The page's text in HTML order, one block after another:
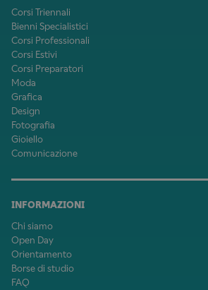
Corsi Triennali
Bienni Specialistici
Corsi Professionali
Corsi Estivi
Corsi Preparatori
Moda
Grafica
Design
Fotografia
Gioiello
Comunicazione
INFORMAZIONI
Chi siamo
Open Day
Orientamento
Borse di studio
FAQ